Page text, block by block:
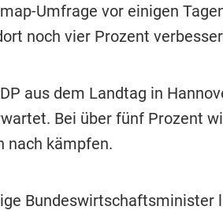
Umfrage vor einigen
noch vier Prozent
aus dem Landtag in
Bei über fünf Prozent
nach kämpfen.
Bundeswirtschaftsminister